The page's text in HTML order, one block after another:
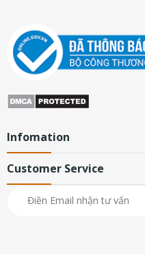
Infomation
Customer Service